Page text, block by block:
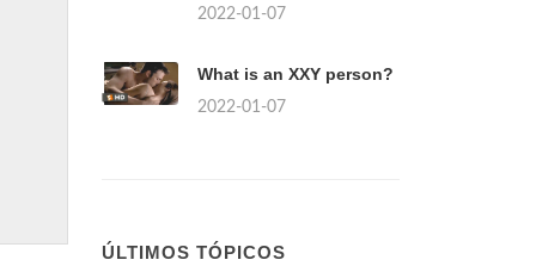
2022-01-07
What is an XXY person?
2022-01-07
ÚLTIMOS TÓPICOS